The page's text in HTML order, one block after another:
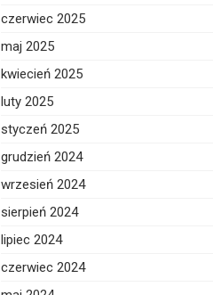
czerwiec 2025
maj 2025
kwiecień 2025
luty 2025
styczeń 2025
grudzień 2024
wrzesień 2024
sierpień 2024
lipiec 2024
czerwiec 2024